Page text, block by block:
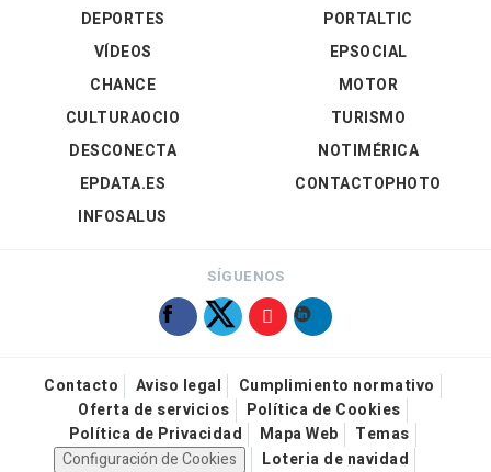
DEPORTES
VÍDEOS
PORTALTIC
EPSOCIAL
CHANCE
CULTURAOCIO
DESCONECTA
EPDATA.ES
INFOSALUS
MOTOR
TURISMO
NOTIMÉRICA
CONTACTOPHOTO
SÍGUENOS
Contacto Aviso legal
Cumplimiento normativo
Oferta de servicios
Política de Cookies
Política de Privacidad
Mapa Web
Temas
Configuración de Cookies
Loteria de navidad